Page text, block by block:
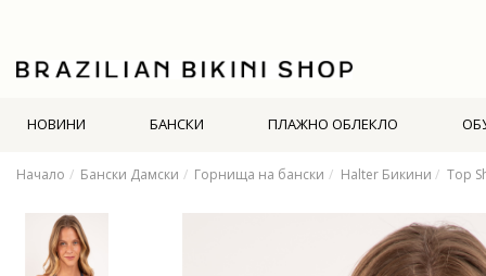
НОВИНИ БАНСКИ ПЛАЖНО ОБЛЕКЛО
Начало Бански Дамски Горнища на бански Halter Бикини Top